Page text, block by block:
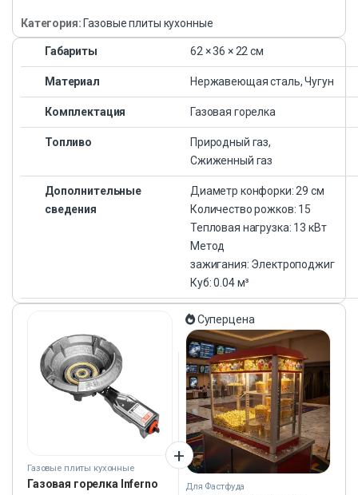
Категория: Газовые плиты кухонные
Габариты 62 × 36 × 22 см
Материал Нержавеющая сталь, Чугун
Комплектация Газовая горелка
Топливо
Природный газ,
Сжиженный газ
Дополнительные
сведения
Диаметр конфорки: 29 см
Количество рожков: 15
Тепловая нагрузка: 13 кВт
Метод
зажигания: Электроподжиг
Куб: 0.04 м³
Газовые плиты кухонные
Газовая горелка Inferno
Суперцена
Для Фастфуда